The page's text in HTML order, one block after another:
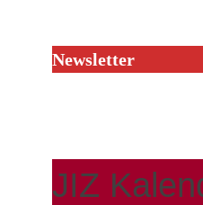
Newsletter
JIZ